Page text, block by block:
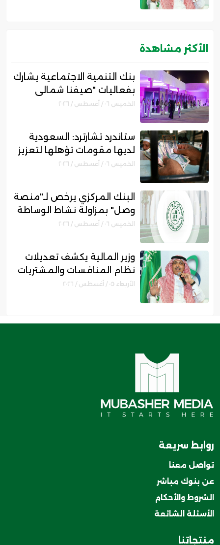
الأكثر مشاهدة
بنك التنمية الاجتماعية يشارك
بفعاليات "صيفنا شمالي
2026" لتمكين رواد الأعمالالخميس ٠٦ / أغسطس / ٢٠٢٦
ستاندرد تشارترد: السعودية
لديها مقومات تؤهلها لتعزيز
مكانتها بمجال التمويل
الخميس ٠٦ / أغسطس / ٢٠٢٦
البنك المركزي يرخص لـ"منصة
وصل" بمزاولة نشاط الوساطة
الرقمية لجهات التمويل
الخميس ٠٦ / أغسطس / ٢٠٢٦
وزير المالية يكشف تعديلات
نظام المنافسات والمشتريات
الحكومية الجديد
الأربعاء ٠٥ / أغسطس / ٢٠٢٦
روابط سريعة
تواصل معنا
عن بنوك مباشر
الشروط والأحكام
الأسئلة الشائعة
منتجاتنا